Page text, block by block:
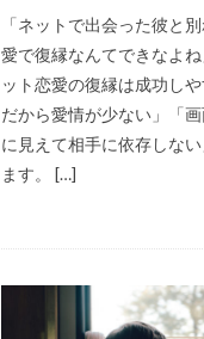
「ネットで出会った彼と
愛で復縁なんてできなよ
ット恋愛の復縁は成功し
だから愛情が少ない」「
に見えて相手に依存しな
ます。 […]